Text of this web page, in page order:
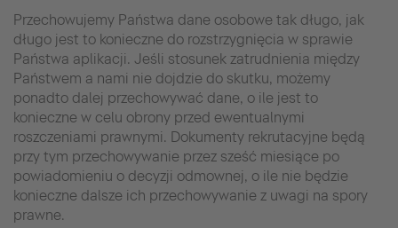
Przechowujemy Państwa dane osobowe tak długo, jak
długo jest to konieczne do rozstrzygnięcia w sprawie
Państwa aplikacji. Jeśli stosunek zatrudnienia między
Państwem a nami nie dojdzie do skutku, możemy
ponadto dalej przechowywać dane, o ile jest to
konieczne w celu obrony przed ewentualnymi
roszczeniami prawnymi. Dokumenty rekrutacyjne będą
przy tym przechowywanie przez sześć miesiące po
powiadomieniu o decyzji odmownej, o ile nie będzie
konieczne dalsze ich przechowywanie z uwagi na spory
prawne.